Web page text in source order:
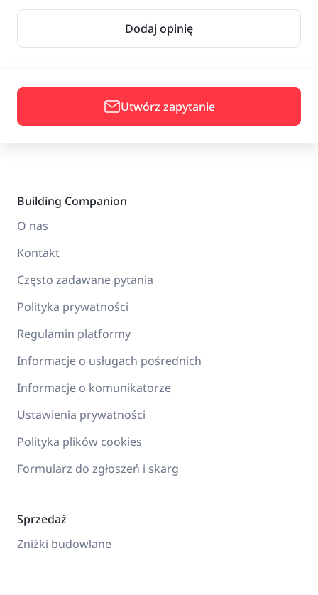
Dodaj opinię
Utwórz zapytanie
Building Companion
O nas
Kontakt
Często zadawane pytania
Polityka prywatności
Regulamin platformy
Informacje o usługach pośrednich
Informacje o komunikatorze
Ustawienia prywatności
Polityka plików cookies
Formularz do zgłoszeń i skarg
Sprzedaż
Zniżki budowlane